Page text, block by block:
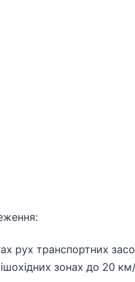
рух транспортних
зонах до 20